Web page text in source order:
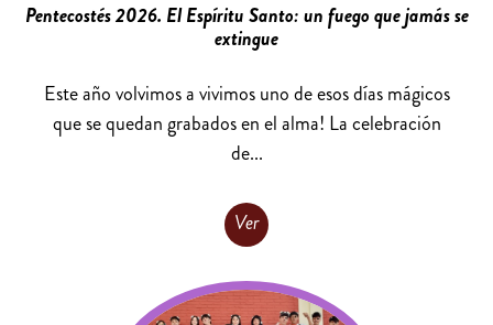
Pentecostés 2026. El Espíritu Santo: un fuego que jamás se
extingue
Este año volvimos a vivimos uno de esos días mágicos
que se quedan grabados en el alma! La celebración
de...
Ver